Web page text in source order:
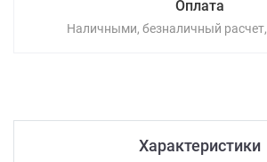
Оплата
Наличными, безналичный расчет,
Характеристики